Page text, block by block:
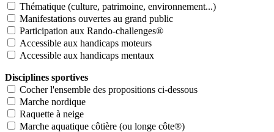
Thématique (culture, patrimoine, environnement...)
Manifestations ouvertes au grand public
Participation aux Rando-challenges®
Accessible aux handicaps moteurs
Accessible aux handicaps mentaux
Disciplines sportives
Cocher l'ensemble des propositions ci-dessous
Marche nordique
Raquette à neige
Marche aquatique côtière (ou longe côte®)